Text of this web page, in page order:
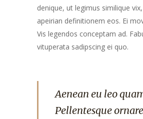
denique, ut legimus similique
apeirian definitionem eos. Ei
Vis legendos conceptam ad.
vituperata sadipscing ei quo.
Aenean eu leo
Pellentesque ornare